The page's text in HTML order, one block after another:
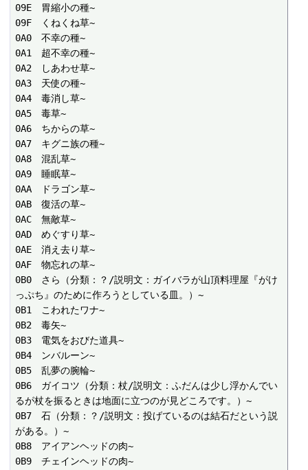
09E　胃縮小の種~
09F　くねくね草~
0A0　不幸の種~
0A1　超不幸の種~
0A2　しあわせ草~
0A3　天使の種~
0A4　毒消し草~
0A5　毒草~
0A6　ちからの草~
0A7　キグニ族の種~
0A8　混乱草~
0A9　睡眠草~
0AA　ドラゴン草~
0AB　復活の草~
0AC　無敵草~
0AD　めぐすり草~
0AE　消え去り草~
0AF　物忘れの草~
0B0　さら（分類：？/説明文：ガイバラが山頂料理屋『がけ
っぷち』のために作ろうとしている皿。）~
0B1　こわれたワナ~
0B2　毒矢~
0B3　電気をおびた道具~
0B4　ンバルーン~
0B5　乱夢の腕輪~
0B6　ガイコツ（分類：杖/説明文：ふだんは少し浮かんでい
るが杖を振るときは地面に立つのが見どころです。）~
0B7　石（分類：？/説明文：投げているのは結石だという説
がある。）~
0B8　アイアンヘッドの肉~
0B9　チェインヘッドの肉~